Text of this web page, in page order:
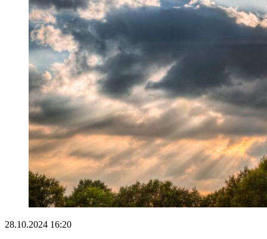
28.10.2024 16:20